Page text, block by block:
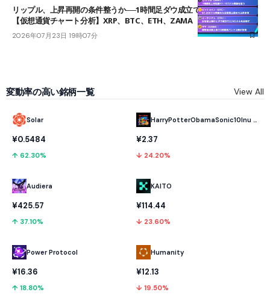
リップル、上昇再開の条件整うか──1時間足ダウ成立で1.185ドルを狙う
【仮想通貨チャート分析】XRP、BTC、ETH、ZAMA
2026年07月23日 19時07分
変動率の高い銘柄一覧 View All
Solar
¥0.5484
↑ 62.30%
Audiera
¥425.57
↑ 37.10%
Power Protocol
¥16.36
↑ 18.80%
HarryPotterObamaSonic10Inu (ETH)
¥2.37
↓ 24.20%
KAITO
¥114.44
↓ 23.60%
Humanity
¥12.13
↓ 19.50%